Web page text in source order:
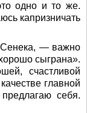
одно и то же.
капризничать
Сенека, — важно
сыграна».
счастливой
главной
себя.